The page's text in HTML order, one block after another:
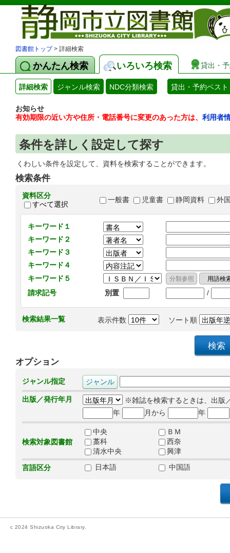
図書館トップ> 詳細検索
かんたん検索 いろいろ検索 貸出・
詳細検索 ジャンル検索 NDC分類検索 貸出・予約ベスト
お知らせ
有効期限の近い方や住所・電話番号に変更のあった方は、 利用者
条件を詳しく設定して探す
くわしい条件を設定して、資料を検索することができます。
検索条件
資料区分
すべて選択
一般書 児童書 静岡資料 外
キーワード１
キーワード２
キーワード３
キーワード４
キーワード５
請求記号
別置 /
検索結果一覧 表示件数 ソート順
オプション
ジャンル指定
出版／発行年月
※雑誌を検索するときは、出版
年
月から 年
検索対象図書館
中央
ＢＭ
藁科
西奈
清水中央
興津
言語区分
日本語 中国語
c 2024 Shizuoka City Library.